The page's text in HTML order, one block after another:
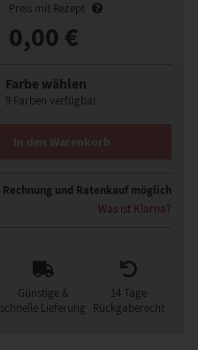
Preis mit Rezept
0,00 €
Farbe wählen
9 Farben verfügbar
In den Warenkorb
Rechnung und Ratenkauf möglich
Was ist Klarna?
Günstige &
schnelle Lieferung
14 Tage
Rückgaberecht